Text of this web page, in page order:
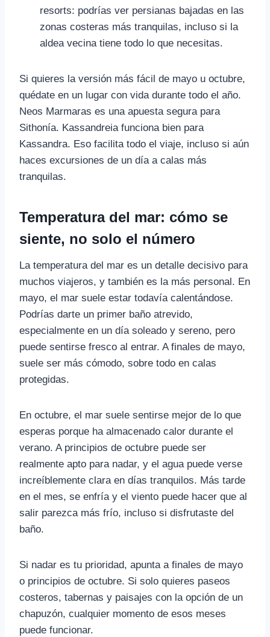
resorts: podrías ver persianas bajadas en las
zonas costeras más tranquilas, incluso si la
aldea vecina tiene todo lo que necesitas.
Si quieres la versión más fácil de mayo u octubre,
quédate en un lugar con vida durante todo el año.
Neos Marmaras es una apuesta segura para
Sithonía. Kassandreia funciona bien para
Kassandra. Eso facilita todo el viaje, incluso si aún
haces excursiones de un día a calas más
tranquilas.
Temperatura del mar: cómo se
siente, no solo el número
La temperatura del mar es un detalle decisivo para
muchos viajeros, y también es la más personal. En
mayo, el mar suele estar todavía calentándose.
Podrías darte un primer baño atrevido,
especialmente en un día soleado y sereno, pero
puede sentirse fresco al entrar. A finales de mayo,
suele ser más cómodo, sobre todo en calas
protegidas.
En octubre, el mar suele sentirse mejor de lo que
esperas porque ha almacenado calor durante el
verano. A principios de octubre puede ser
realmente apto para nadar, y el agua puede verse
increíblemente clara en días tranquilos. Más tarde
en el mes, se enfría y el viento puede hacer que al
salir parezca más frío, incluso si disfrutaste del
baño.
Si nadar es tu prioridad, apunta a finales de mayo
o principios de octubre. Si solo quieres paseos
costeros, tabernas y paisajes con la opción de un
chapuzón, cualquier momento de esos meses
puede funcionar.